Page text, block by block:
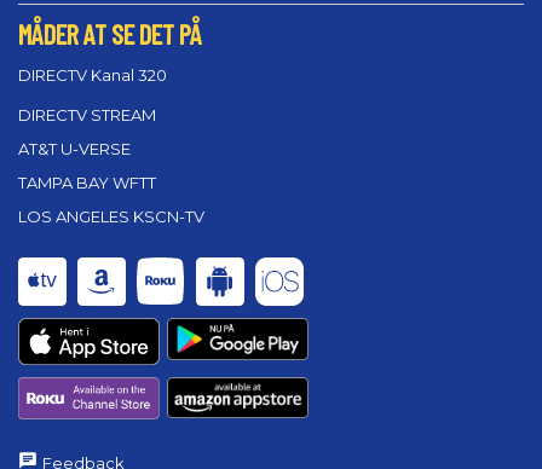
MÅDER AT SE DET PÅ
DIRECTV Kanal 320
DIRECTV STREAM
AT&T U-VERSE
TAMPA BAY WFTT
LOS ANGELES KSCN-TV
Feedback